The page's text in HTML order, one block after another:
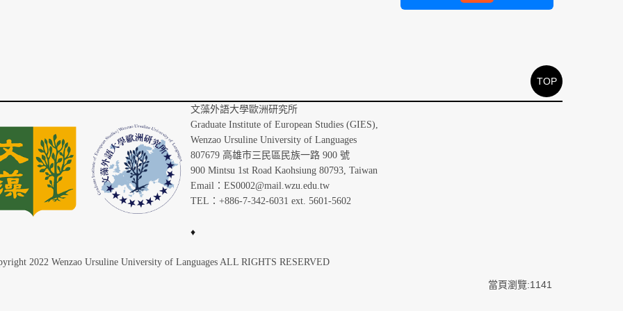
文藻外語大學歐洲研究所
Graduate Institute of European Studies (GIES),
Wenzao Ursuline University of Languages
807679 高雄市三民區民族一路 900 號
900 Mintsu 1st Road Kaohsiung 80793, Taiwan
Email：ES0002@mail.wzu.edu.tw
TEL：+886-7-342-6031 ext. 5601-5602
♦
2022 Wenzao Ursuline University of Languages ALL RIGHTS RESERVED
當頁瀏覽:1141
TOP